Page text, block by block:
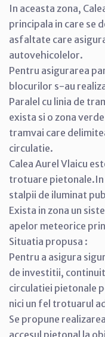
In aceasta zona,
principala in care se
asfaltate care
autovehicolelor.
Pentru asigurarea
blocurilor s-au
Paralel cu linia de
exista si o zona
tramvai care
circulatie.
Calea Aurel Vlaicu
trotuare pietonale.In
stalpii de iluminat
Exista in zona un
apelor meteorice
Situatia propusa :
Pentru a asigura
de investitii,
circulatiei pietonale
nici un fel trotuarul
Se propune
accesul pietonal la